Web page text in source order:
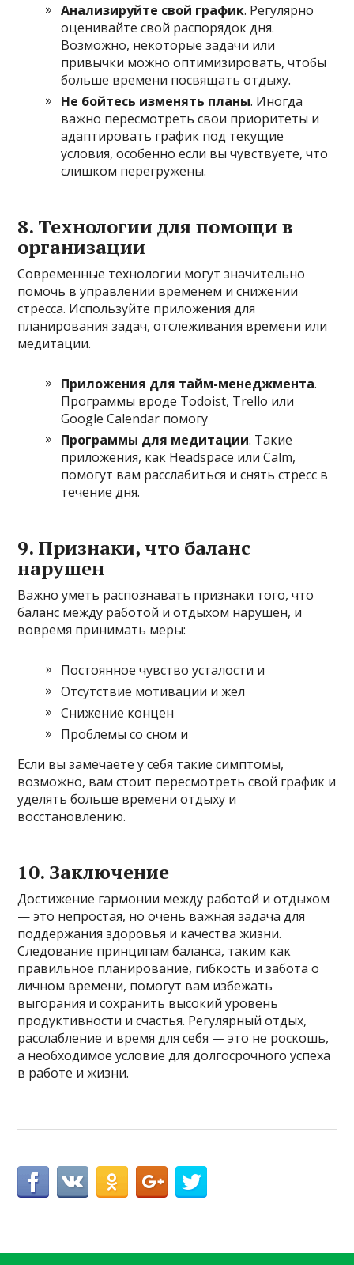
Анализируйте свой график. Регулярно
оценивайте свой распорядок дня.
Возможно, некоторые задачи или
привычки можно оптимизировать, чтобы
больше времени посвящать отдыху.
Не бойтесь изменять планы. Иногда
важно пересмотреть свои приоритеты и
адаптировать график под текущие
условия, особенно если вы чувствуете, что
слишком перегружены.
8. Технологии для помощи в
организации
Современные технологии могут значительно
помочь в управлении временем и снижении
стресса. Используйте приложения для
планирования задач, отслеживания времени или
медитации.
Приложения для тайм-менеджмента.
Программы вроде Todoist, Trello или
Google Calendar помогу
Программы для медитации. Такие
приложения, как Headspace или Calm,
помогут вам расслабиться и снять стресс в
течение дня.
9. Признаки, что баланс
нарушен
Важно уметь распознавать признаки того, что
баланс между работой и отдыхом нарушен, и
вовремя принимать меры:
Постоянное чувство усталости и
Отсутствие мотивации и жел
Снижение концен
Проблемы со сном и
Если вы замечаете у себя такие симптомы,
возможно, вам стоит пересмотреть свой график и
уделять больше времени отдыху и
восстановлению.
10. Заключение
Достижение гармонии между работой и отдыхом
— это непростая, но очень важная задача для
поддержания здоровья и качества жизни.
Следование принципам баланса, таким как
правильное планирование, гибкость и забота о
личном времени, помогут вам избежать
выгорания и сохранить высокий уровень
продуктивности и счастья. Регулярный отдых,
расслабление и время для себя — это не роскошь,
а необходимое условие для долгосрочного успеха
в работе и жизни.